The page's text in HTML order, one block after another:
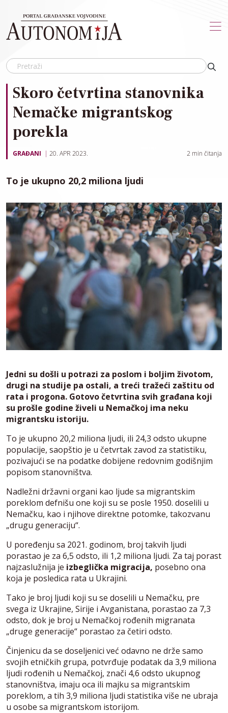
Skoro četvrtina stanovnika
Nemačke migrantskog
porekla
GRAĐANI 20. APR 2023. 2 min čitanja
To je ukupno 20,2 miliona ljudi
Jedni su došli u potrazi za poslom i boljim životom,
drugi na studije pa ostali, a treći tražeći zaštitu od
rata i progona. Gotovo četvrtina svih građana koji
su prošle godine živeli u Nemačkoj ima neku
migrantsku istoriju.
To je ukupno 20,2 miliona ljudi, ili 24,3 odsto ukupne
populacije, saopštio je u četvrtak zavod za statistiku,
pozivajući se na podatke dobijene redovnim godišnjim
popisom stanovništva.
Nadležni državni organi kao ljude sa migrantskim
poreklom defnišu one koji su se posle 1950. doselili u
Nemačku, kao i njihove direktne potomke, takozvanu
„drugu generaciju“.
U poređenju sa 2021. godinom, broj takvih ljudi
porastao je za 6,5 odsto, ili 1,2 miliona ljudi. Za taj porast
najzaslužnija je izbeglička migracija, posebno ona
koja je posledica rata u Ukrajini.
Tako je broj ljudi koji su se doselili u Nemačku, pre
svega iz Ukrajine, Sirije i Avganistana, porastao za 7,3
odsto, dok je broj u Nemačkoj rođenih migranata
„druge generacije“ porastao za četiri odsto.
Činjenicu da se doseljenici već odavno ne drže samo
svojih etničkih grupa, potvrđuje podatak da 3,9 miliona
ljudi rođenih u Nemačkoj, znači 4,6 odsto ukupnog
stanovništva, imaju oca ili majku sa migrantskim
poreklom, a tih 3,9 miliona ljudi statistika više ne ubraja
u osobe sa migrantskom istorijom.